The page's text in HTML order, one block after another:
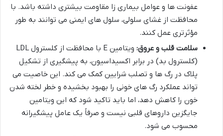
عفونت ها و عوامل بیماری زا مقاومت بیشتری داشته باشد. با
محافظت از غشای سلولی، سلول های ایمنی می توانند به طور
مؤثرتری عمل کنند.
سلامت قلب و عروق:
ویتامین E با محافظت از کلسترول LDL
(کلسترول بد) در برابر اکسیداسیون، به پیشگیری از تشکیل
پلاک در رگ ها و تصلب شرایین کمک می کند. این خاصیت می
تواند عملکرد رگ های خونی را بهبود بخشیده و خطر لخته شدن
خون را کاهش دهد، اما باید تاکید شود که این ویتامین
جایگزین داروهای قلبی نیست و صرفاً یک عامل پیشگیرانه
محسوب می شود.